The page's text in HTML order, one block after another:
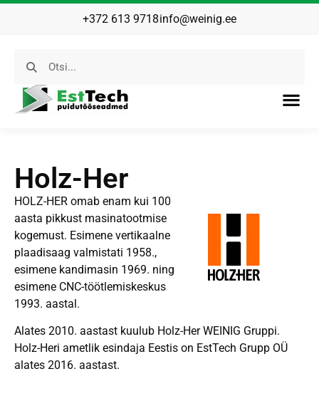
+372 613 9718info@weinig.ee
Holz-Her
HOLZ-HER omab enam kui 100
aasta pikkust masinatootmise
kogemust. Esimene vertikaalne
plaadisaag valmistati 1958.,
esimene kandimasin 1969. ning
esimene CNC-töötlemiskeskus
1993. aastal.
Alates 2010. aastast kuulub Holz-Her WEINIG Gruppi.
Holz-Heri ametlik esindaja Eestis on EstTech Grupp OÜ
alates 2016. aastast.